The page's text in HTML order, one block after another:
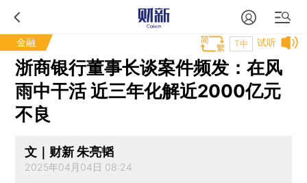
金融 试听
T中
浙商银行董事长谈案件频发：在风
雨中干活 近三年化解近2000亿元
不良
文｜财新 朱亮韬
2025年04月04日 08:24